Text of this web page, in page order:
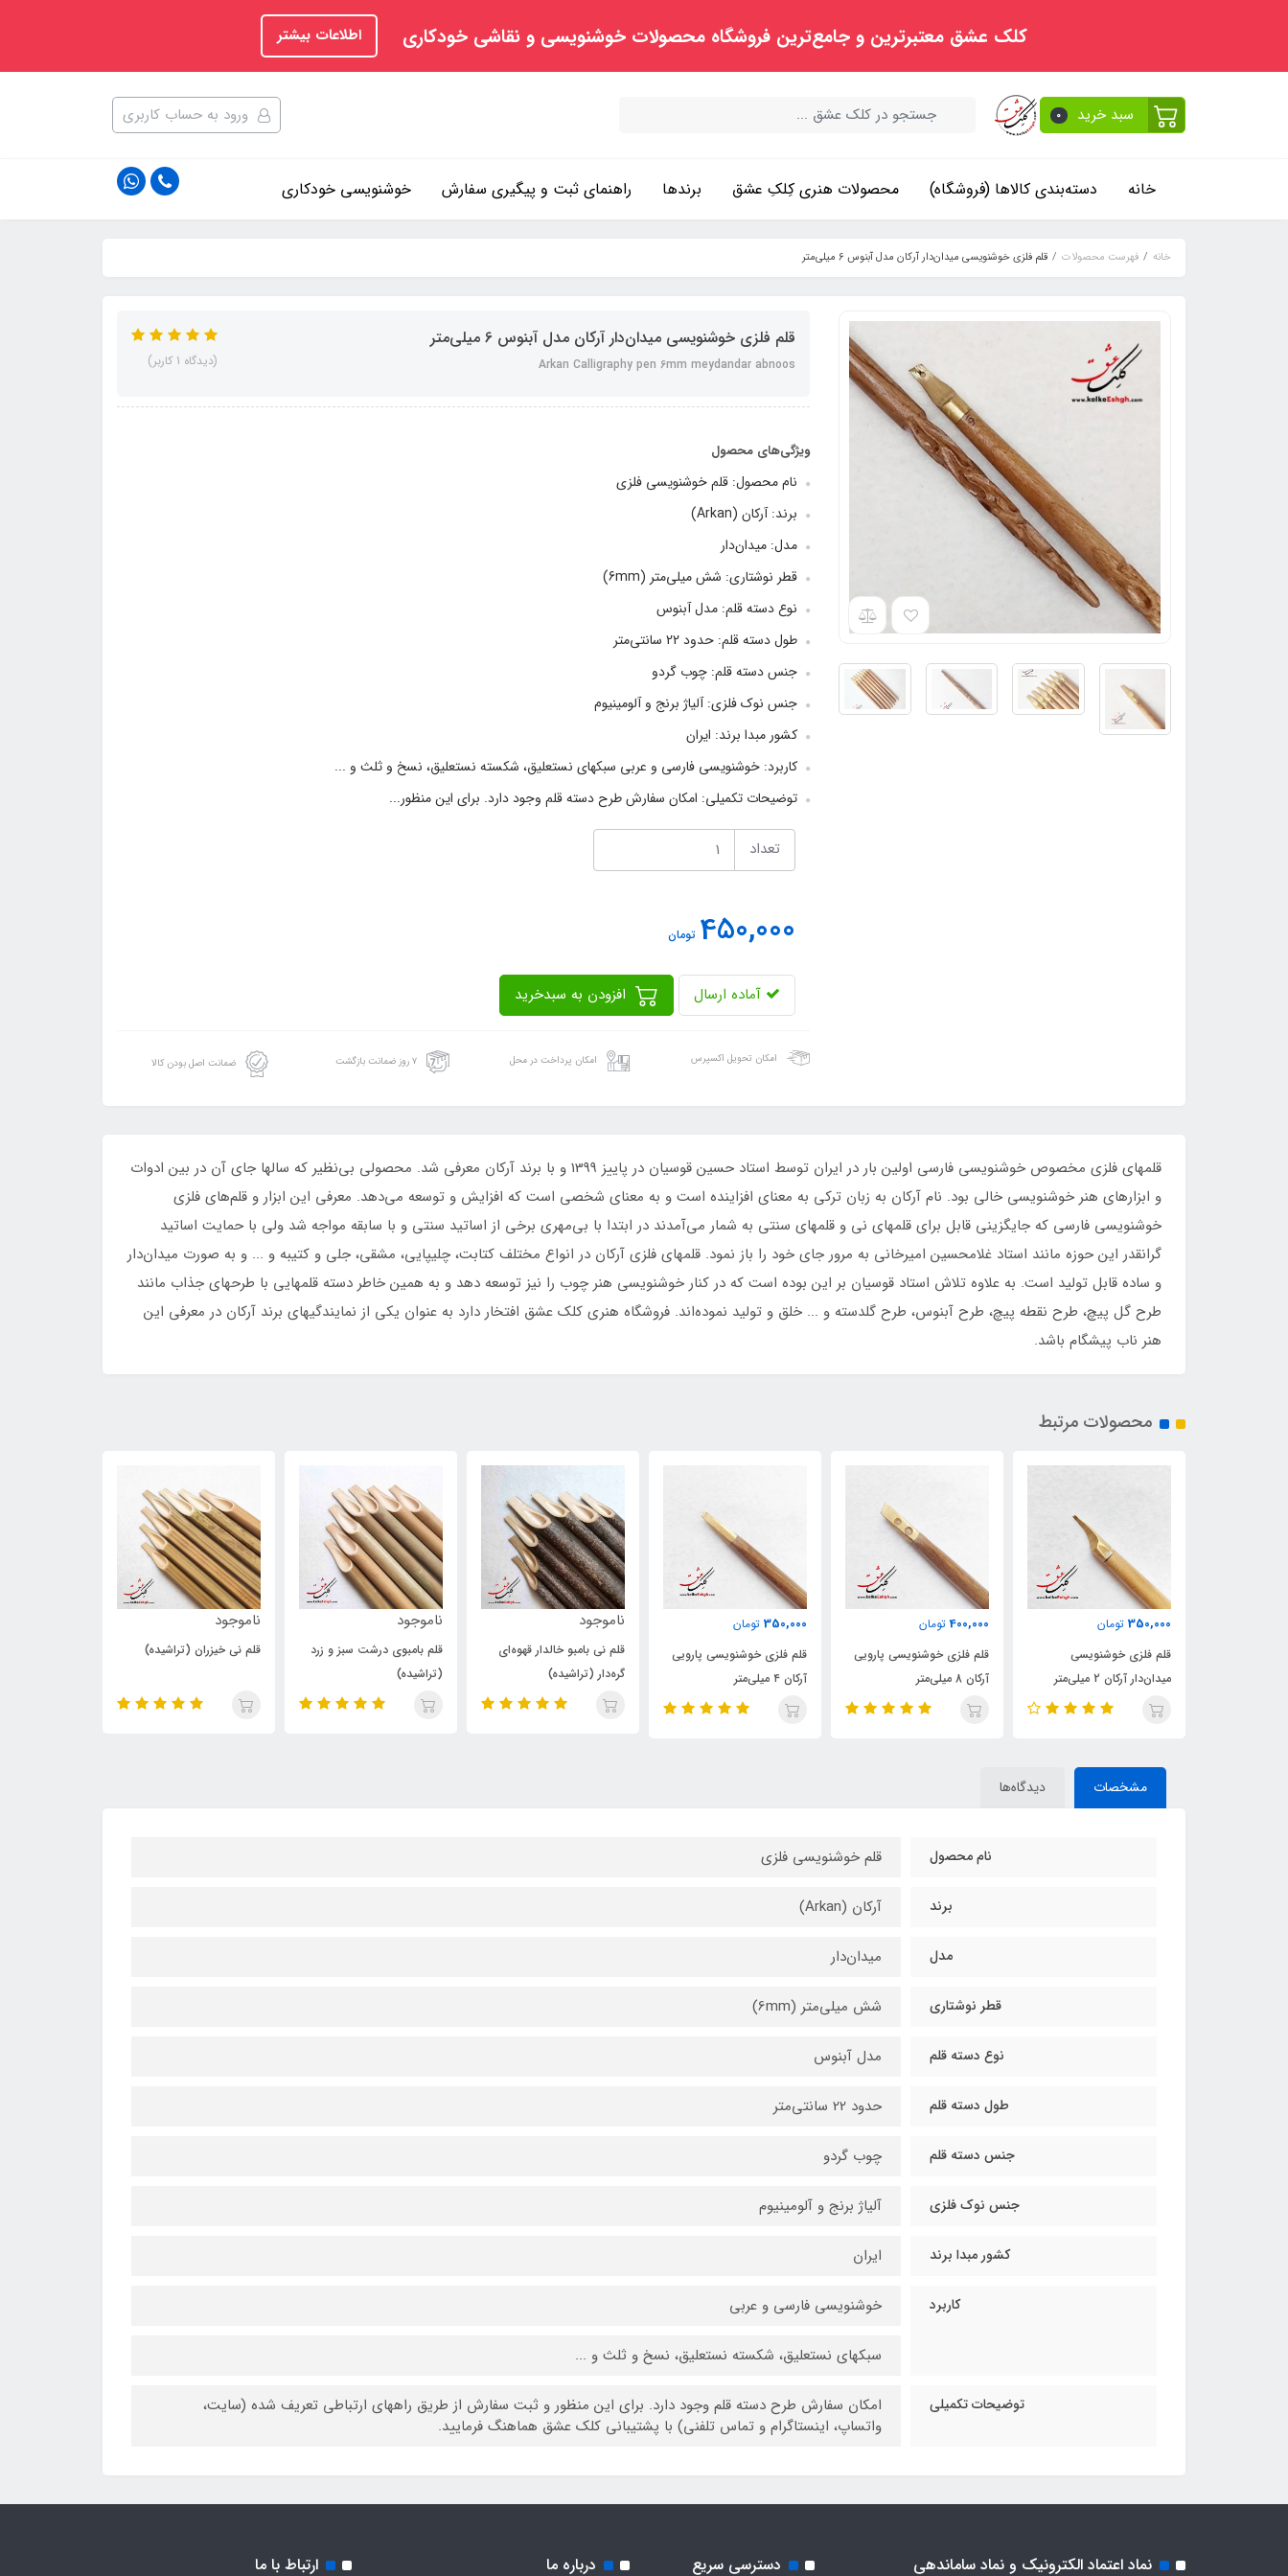
کلک عشق معتبرترین و جامع‌ترین فروشگاه محصولات خوشنویسی و نقاشی خودکاری اطلاعات بیشتر
سبد خرید 0 ورود به حساب کاربری
خانه دسته‌بندی کالاها (فروشگاه) محصولات هنری کِلکِ عشق برندها راهنمای ثبت و پیگیری سفارش خوشنویسی خودکاری
خانه فهرست محصولات قلم فلزی خوشنویسی میدان‌دار آرکان مدل آبنوس 6 میلی‌متر
قلم فلزی خوشنویسی میدان‌دار آرکان مدل آبنوس 6 میلی‌متر
Arkan Calligraphy pen 6mm meydandar abnoos (دیدگاه 1 کاربر)
ویژگی‌های محصول
نام محصول: قلم خوشنویسی فلزی
برند: آرکان (Arkan)
مدل: میدان‌دار
قطر نوشتاری: شش میلی‌متر (6mm)
نوع دسته قلم: مدل آبنوس
طول دسته قلم: حدود 22 سانتی‌متر
جنس دسته قلم: چوب گردو
جنس نوک فلزی: آلیاژ برنج و آلومینیوم
کشور مبدا برند: ایران
کاربرد: خوشنویسی فارسی و عربی سبکهای نستعلیق، شکسته نستعلیق، نسخ و ثلث و ...
توضیحات تکمیلی: امکان سفارش طرح دسته قلم وجود دارد. برای این منظور...
تعداد
450,000 تومان
آماده ارسال
امکان تحویل اکسپرس امکان پرداخت در محل ۷ روز ضمانت بازگشت ضمانت اصل بودن کالا
قلمهای فلزی مخصوص خوشنویسی فارسی اولین بار در ایران توسط استاد حسین قوسیان در پاییز 1399 و با برند آرکان معرفی شد. محصولی بی‌نظیر که سالها جای آن در بین ادوات
و ابزارهای هنر خوشنویسی خالی بود. نام آرکان به زبان ترکی به معنای افزاینده است و به معنای شخصی است که افزایش و توسعه می‌دهد. معرفی این ابزار و قلم‌های فلزی
خوشنویسی فارسی که جایگزینی قابل برای قلمهای نی و قلمهای سنتی به شمار می‌آمدند در ابتدا با بی‌مهری برخی از اساتید سنتی و با سابقه مواجه شد ولی با حمایت اساتید
گرانقدر این حوزه مانند استاد غلامحسین امیرخانی به مرور جای خود را باز نمود. قلمهای فلزی آرکان در انواع مختلف کتابت، چلیپایی، مشقی، جلی و کتیبه و ... و به صورت میدان‌دار
و ساده قابل تولید است. به علاوه تلاش استاد قوسیان بر این بوده است که در کنار خوشنویسی هنر چوب را نیز توسعه دهد و به همین خاطر دسته‌ قلمهایی با طرحهای جذاب مانند
طرح گل پیچ، طرح نقطه پیچ، طرح آبنوس، طرح گلدسته و ... خلق و تولید نموده‌اند. فروشگاه هنری کلک عشق افتخار دارد به عنوان یکی از نمایندگیهای برند آرکان در معرفی این
هنر ناب پیشگام باشد.
محصولات مرتبط
400,000 تومان
قلم فلزی خوشنویسی پارویی
آرکان 8 میلی‌متر
350,000 تومان
قلم فلزی خوشنویسی پارویی
آرکان ۴ میلی‌متر
ناموجود
قلم نی بامبو خالدار قهوه‌ای
گره‌دار (تراشیده)
ناموجود
قلم بامبوی درشت سبز و زرد
(تراشیده)
ناموجود
قلم نی خیزران (تراشیده)
220,000
قلم نی دزفولی وحشی
مشخصات دیدگاه‌ها
نام محصول قلم خوشنویسی فلزی
برند آرکان (Arkan)
مدل میدان‌دار
قطر نوشتاری شش میلی‌متر (6mm)
نوع دسته قلم مدل آبنوس
طول دسته قلم حدود 22 سانتی‌متر
جنس دسته قلم چوب گردو
جنس نوک فلزی آلیاژ برنج و آلومینیوم
کشور مبدا برند ایران
کاربرد خوشنویسی فارسی و عربی
سبکهای نستعلیق، شکسته نستعلیق، نسخ و ثلث و ...
توضیحات تکمیلی
امکان سفارش طرح دسته قلم وجود دارد. برای این منظور و ثبت سفارش از طریق راههای ارتباطی تعریف شده (سایت،
واتساپ، اینستاگرام و تماس تلفنی) با پشتیبانی کلک عشق هماهنگ فرمایید.
نماد اعتماد الکترونیک و نماد ساماندهی دسترسی سریع درباره ما ارتباط با ما